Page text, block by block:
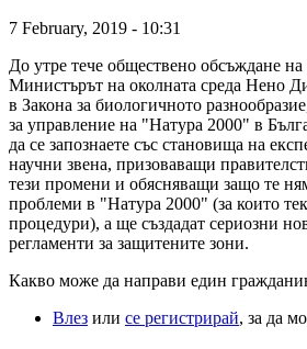
7 February, 2019 - 10:31
До утре тече обществено обсъждане на
Министърът на околната среда Нено
в Закона за биологичното
за управление на "Натура 2000" в
да се запознаете със становища на
научни звена, призоваващи
тези промени и обясняващи защо те
проблеми в "Натура 2000" (за които
процедури), а ще създадат сериозни
регламенти за защитените зони.
Какво може да направи един
Влез или се регистрирай, за да